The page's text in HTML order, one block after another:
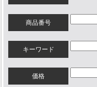
商品番号
キーワード
価格